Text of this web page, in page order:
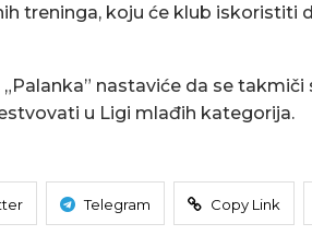
treninga, koju će klub iskoristiti
nastaviće da se
u Ligi mlađih kategorija.
Telegram Copy Link